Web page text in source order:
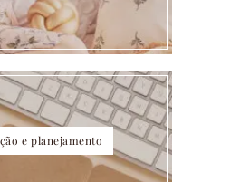
e planejamento